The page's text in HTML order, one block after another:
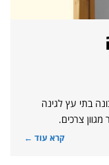
בתי עץ לגינה
צרכים.
קרא עוד ←